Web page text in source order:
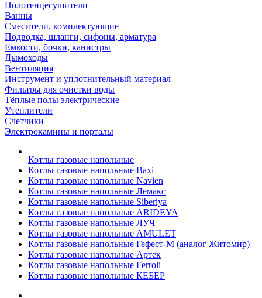
Полотенцесушители
Ванны
Смесители, комплектующие
Подводка, шланги, сифоны, арматура
Емкости, бочки, канистры
Дымоходы
Вентиляция
Инструмент и уплотнительный материал
Фильтры для очистки воды
Тёплые полы электрические
Утеплители
Счетчики
Электрокамины и порталы
Котлы газовые напольные
Котлы газовые напольные Baxi
Котлы газовые напольные Navien
Котлы газовые напольные Лемакс
Котлы газовые напольные Siberiya
Котлы газовые напольные ARIDEYA
Котлы газовые напольные ЛУЧ
Котлы газовые напольные AMULET
Котлы газовые напольные Гефест-М (аналог Житомир)
Котлы газовые напольные Артек
Котлы газовые напольные Ferroli
Котлы газовые напольные КЕБЕР